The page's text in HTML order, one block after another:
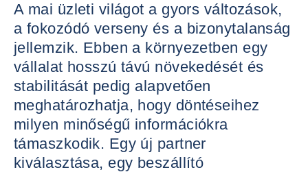
A mai üzleti világot a gyors változások,
a fokozódó verseny és a bizonytalanság
jellemzik. Ebben a környezetben egy
vállalat hosszú távú növekedését és
stabilitását pedig alapvetően
meghatározhatja, hogy döntéseihez
milyen minőségű információkra
támaszkodik. Egy új partner
kiválasztása, egy beszállító